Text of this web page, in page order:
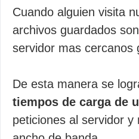
Cuando alguien visita
archivos guardados
servidor mas cercanos
De esta manera se
tiempos de carga de
peticiones al servidor